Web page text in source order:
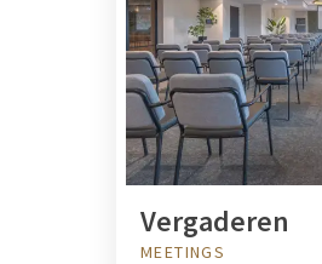
Vergaderen
MEETINGS